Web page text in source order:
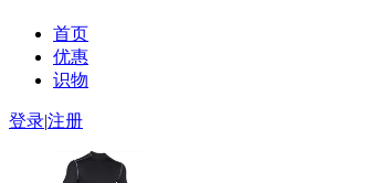
首页
优惠
识物
登录|注册